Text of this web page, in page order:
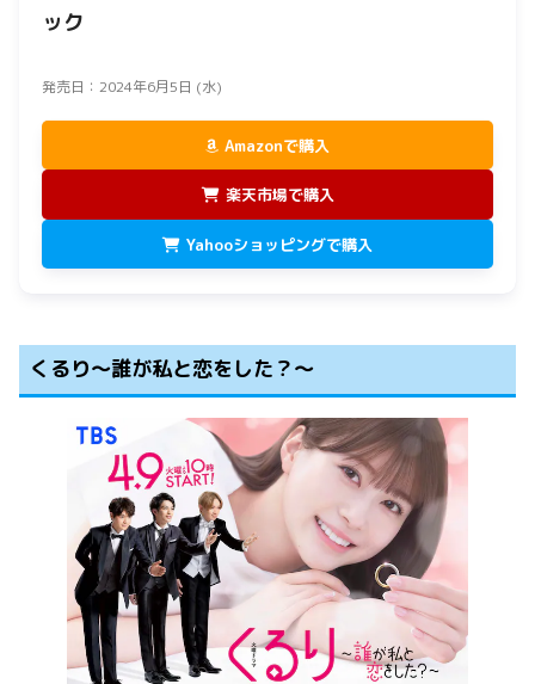
ック
発売日：2024年6月5日 (水)
Amazonで購入
楽天市場で購入
Yahooショッピングで購入
くるり〜誰が私と恋をした？〜